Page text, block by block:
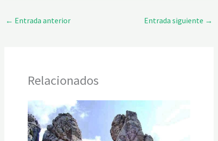
← Entrada anterior Entrada siguiente →
Relacionados